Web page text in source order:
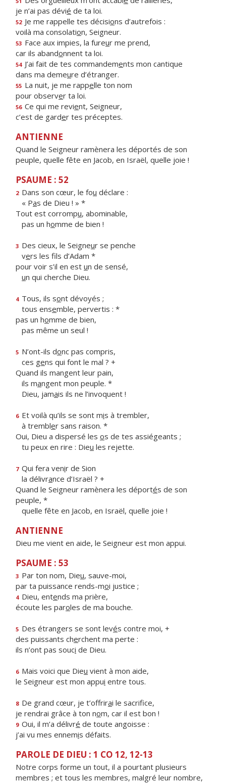
je n’ai pas dévié de ta loi.
52 Je me rappelle tes décisions d’autrefois :
voilà ma consolation, Seigneur.
53 Face aux impies, la fureur me prend,
car ils abandonnent ta loi.
54 J’ai fait de tes commandements mon cantique
dans ma demeure d’étranger.
55 La nuit, je me rappelle ton nom
pour observer ta loi.
56 Ce qui me revient, Seigneur,
c’est de garder tes préceptes.
ANTIENNE
Quand le Seigneur ramènera les déportés de son
peuple, quelle fête en Jacob, en Israël, quelle joie !
PSAUME : 52
2 Dans son cœur, le fou déclare :
« Pas de Dieu ! » *
Tout est corrompu, abominable,
pas un homme de bien !
3 Des cieux, le Seigneur se penche
vers les fils d’Adam *
pour voir s’il en est un de sensé,
un qui cherche Dieu.
4 Tous, ils sont dévoyés ;
tous ensemble, pervertis : *
pas un homme de bien,
pas même un seul !
5 N’ont-ils donc pas compris,
ces gens qui font le mal ? +
Quand ils mangent leur pain,
ils mangent mon peuple. *
Dieu, jamais ils ne l’invoquent !
6 Et voilà qu’ils se sont mis à trembler,
à trembler sans raison. *
Oui, Dieu a dispersé les os de tes assiégeants ;
tu peux en rire : Dieu les rejette.
7 Qui fera venir de Sion
la délivrance d’Israël ? +
Quand le Seigneur ramènera les déportés de son
peuple, *
quelle fête en Jacob, en Israël, quelle joie !
ANTIENNE
Dieu me vient en aide, le Seigneur est mon appui.
PSAUME : 53
3 Par ton nom, Dieu, sauve-moi,
par ta puissance rends-moi justice ;
4 Dieu, entends ma prière,
écoute les paroles de ma bouche.
5 Des étrangers se sont levés contre moi, +
des puissants cherchent ma perte :
ils n’ont pas souci de Dieu.
6 Mais voici que Dieu vient à mon aide,
le Seigneur est mon appui entre tous.
8 De grand cœur, je t’offrirai le sacrifice,
je rendrai grâce à ton nom, car il est bon !
9 Oui, il m’a délivré de toute angoisse :
j’ai vu mes ennemis défaits.
PAROLE DE DIEU : 1 CO 12, 12-13
Notre corps forme un tout, il a pourtant plusieurs
membres ; et tous les membres, malgré leur nombre,